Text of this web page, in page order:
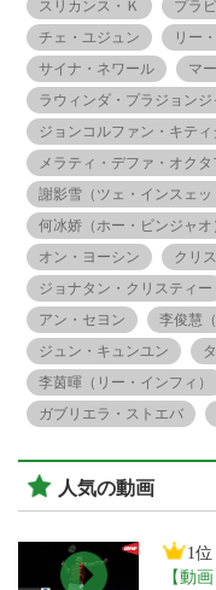
スリカンス・Ｋ
プラ
チェ・ユジュン
リー
サイナ・ネワール
マ
ラウィンダ・プラジョンジ
ジョンコルファン・キテ
メラティ・デファ・オクタ
謝影雪（ツェ・インスェッ
何冰娇（ホー・ビンジャオ
オン・ヨーシン
クリ
ジョナタン・クリスティー
アン・セヨン
李俊慧
ジュン・キュンユン
李茵暉（リー・インフィ）
ガブリエラ・ストエバ
人気の動画
1位
【動